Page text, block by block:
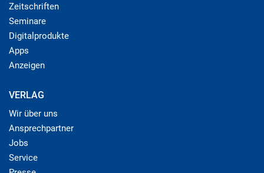
Zeitschriften
Seminare
Digitalprodukte
Apps
Anzeigen
VERLAG
Wir über uns
Ansprechpartner
Jobs
Service